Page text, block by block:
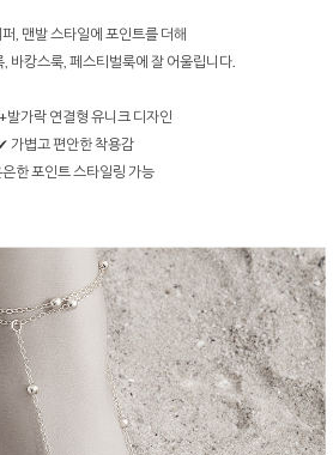
, 맨발 스타일에 포인트를 더해
, 바캉스룩, 페스티벌룩에 잘 어울립니다.
발가락 연결형 유니크 디자인
가볍고 편안한 착용감
한 포인트 스타일링 가능